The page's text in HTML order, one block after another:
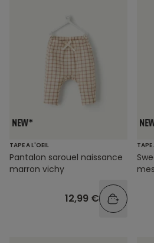
TAPE A L'OEIL
Pantalon sarouel naissance
marron vichy
12,99 €
TAPE